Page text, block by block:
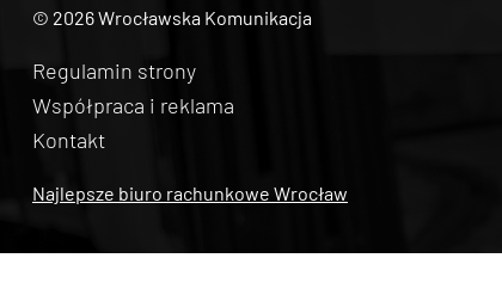
© 2026 Wrocławska Komunikacja
Regulamin strony
Współpraca i reklama
Kontakt
Najlepsze biuro rachunkowe Wrocław